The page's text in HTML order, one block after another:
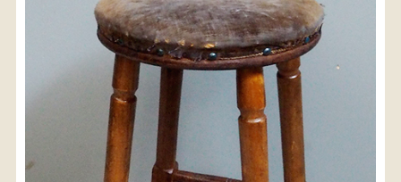
・商品代金に送料は含まれておりません。
・送料は、商品のサイズ・発送先地域によって異なり
・ご購入手続きを進める途中で「宅急便」を選択いた
だくと、自動的に送料が加算されます。
・配送についての詳細は、
→
【送料を確認する】
お届け先、送料ランクを選択する事で送料が表